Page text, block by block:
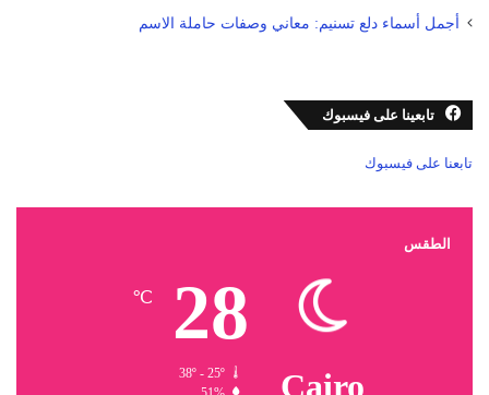
أجمل أسماء دلع تسنيم: معاني وصفات حاملة الاسم
تابعينا على فيسبوك
تابعنا على فيسبوك
الطقس
Cairo
28
℃
38º - 25º